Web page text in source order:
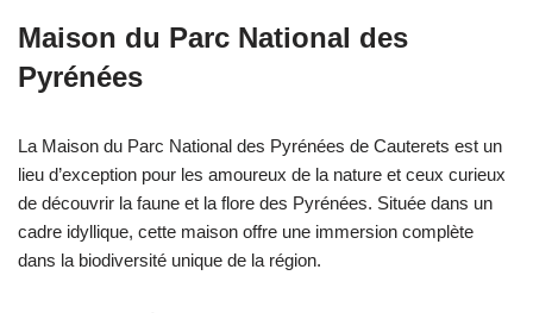
Maison du Parc National des
Pyrénées
La Maison du Parc National des Pyrénées de Cauterets est un
lieu d’exception pour les amoureux de la nature et ceux curieux
de découvrir la faune et la flore des Pyrénées. Située dans un
cadre idyllique, cette maison offre une immersion complète
dans la biodiversité unique de la région.